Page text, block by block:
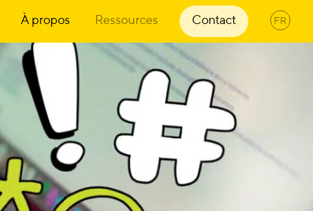
À propos Ressources Contact FR